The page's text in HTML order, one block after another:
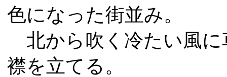
色になった街並み。
北から吹く冷たい風に
襟を立てる。